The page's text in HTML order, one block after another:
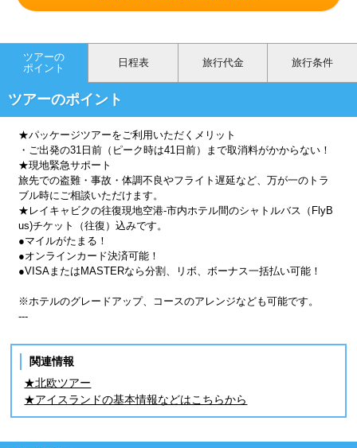
ツアーの
ポイント
日程表 旅行代金 旅行条件
ツアーのポイント
★パッケージツアーをご利用いただくメリット
・ご出発の31日前（ピーク時は41日前）まで取消料がかからない！
★現地緊急サポート
旅先での盗難・事故・体調不良やフライト遅延など、万が一のトラ
ブル時にご相談いただけます。
★レイキャビクの往復現地空港-市内ホテル間のシャトルバス（FlyB
us)チケット（往復）込みです。
●マイルがたまる！
●オンラインカード決済可能！
●VISAまたはMASTERなら分割、リボ、ボーナス一括払い可能！
※ホテルのグレードアップ、コースのアレンジなども可能です。
---
関連情報
★北欧ツアー
★アイスランドの基本情報などはこちらから